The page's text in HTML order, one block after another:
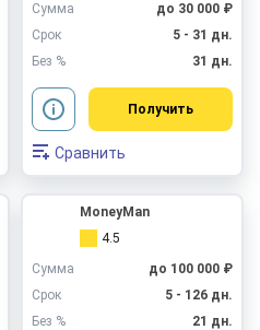
Сумма
до 30 000 ₽
Срок
5 - 31 дн.
Без %
31 дн.
Получить
Сравнить
MoneyMan
4.5
Сумма
до 100 000 ₽
Срок
5 - 126 дн.
Без %
21 дн.